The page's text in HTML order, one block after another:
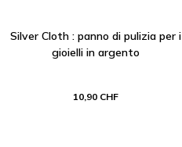
Silver Cloth : panno di pulizia per i
gioielli in argento
10,90 CHF